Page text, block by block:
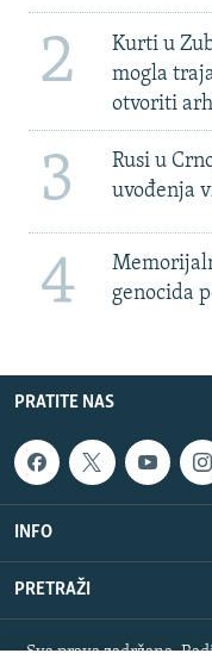
2
Kurti u
mogla
otvoriti
3
Rusi u
uvođenja
4
genocida
PRATITE NAS
INFO
PRETRAŽI
Sva prava zadržana.